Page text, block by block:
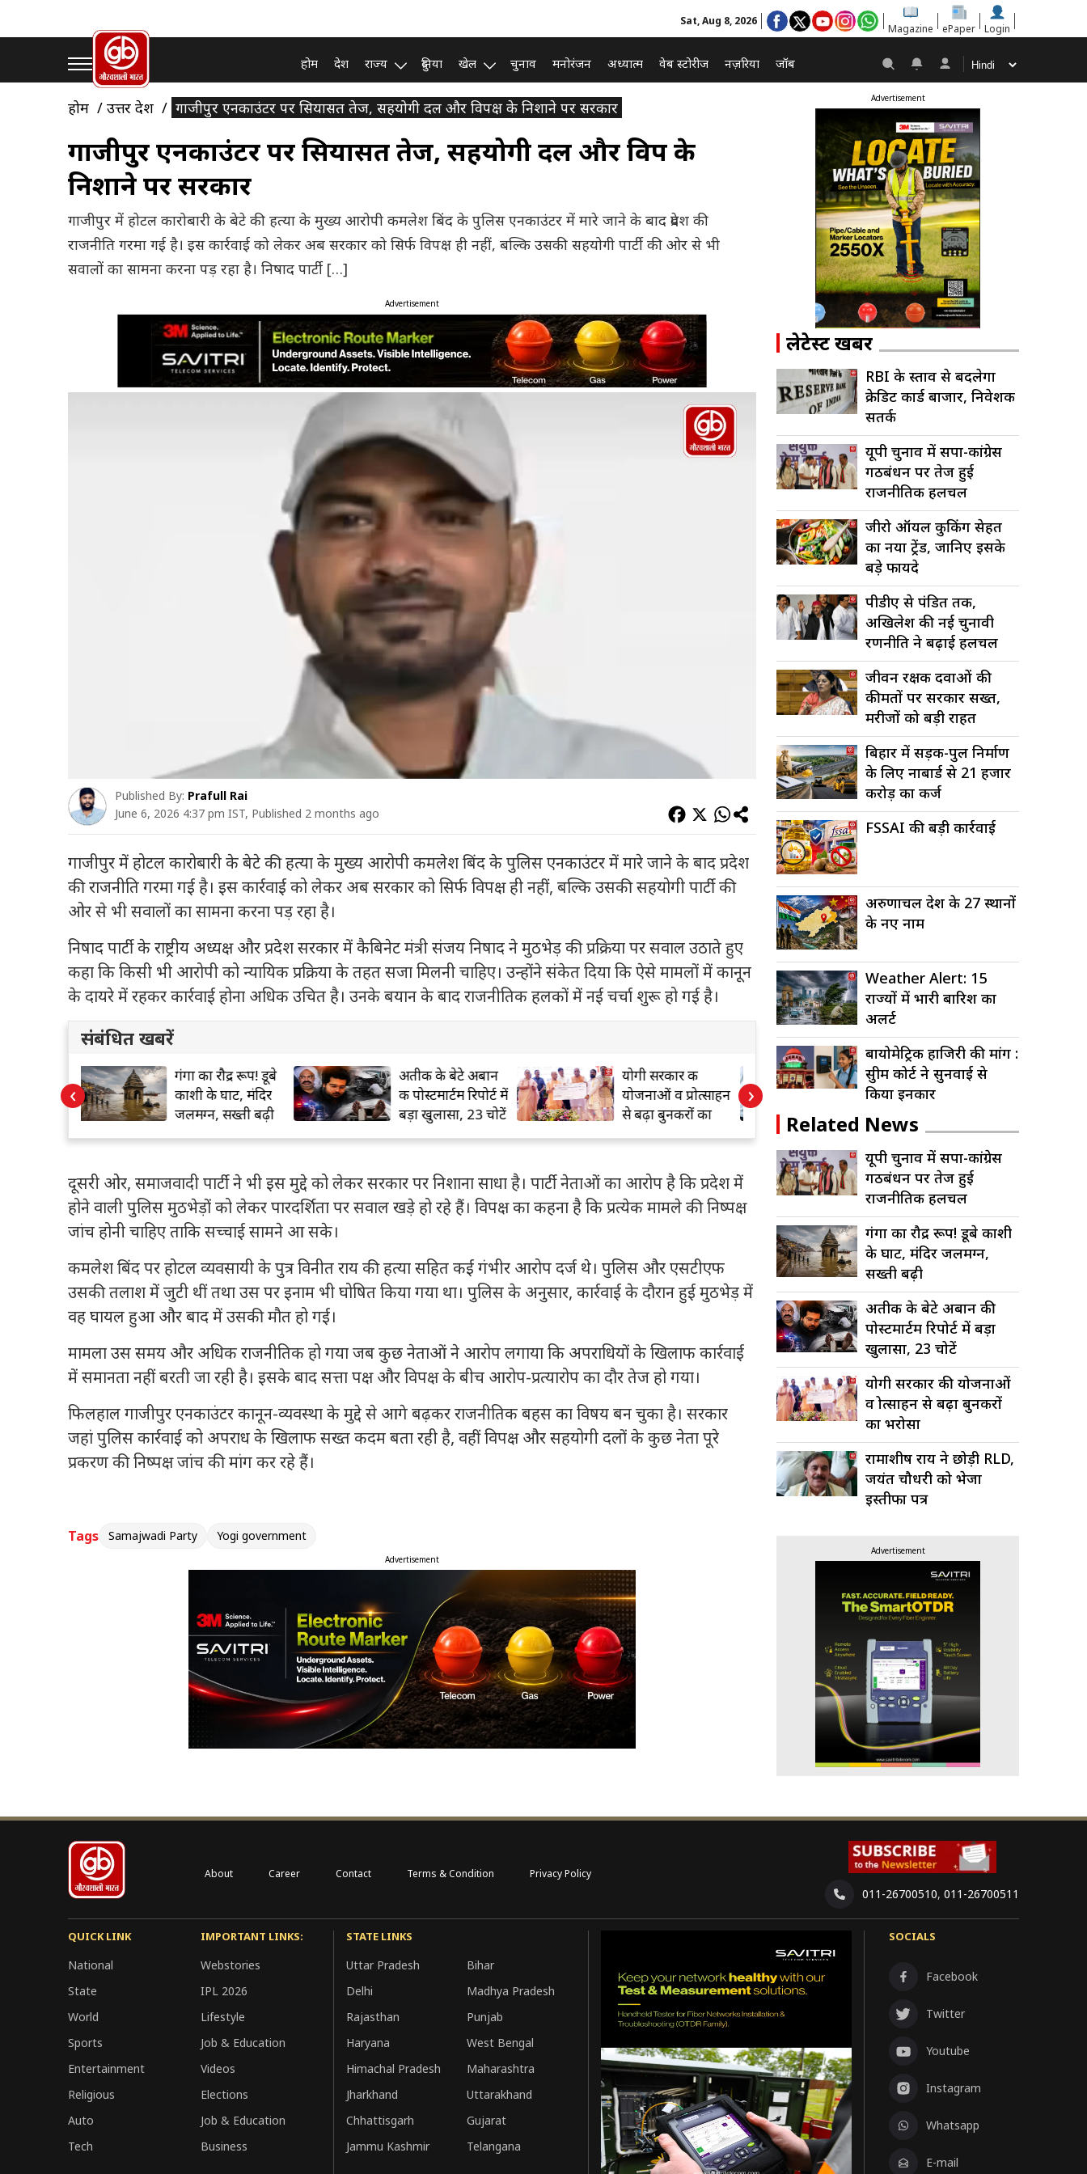
Sat, Aug 8, 2026
Magazine ePaper Login
होम देश राज्य दुनिया खेल चुनाव मनोरंजन अध्यात्म वेब स्टोरीज नज़रिया जॉब
होम उत्तर प्रदेश गाजीपुर एनकाउंटर पर सियासत तेज, सहयोगी दल और विपक्ष के निशाने पर सरकार
गाजीपुर एनकाउंटर पर सियासत तेज, सहयोगी दल और विपक्ष के
निशाने पर सरकार
गाजीपुर में होटल कारोबारी के बेटे की हत्या के मुख्य आरोपी कमलेश बिंद के पुलिस एनकाउंटर में मारे जाने के बाद प्रदेश की
राजनीति गरमा गई है। इस कार्रवाई को लेकर अब सरकार को सिर्फ विपक्ष ही नहीं, बल्कि उसकी सहयोगी पार्टी की ओर से भी
सवालों का सामना करना पड़ रहा है। निषाद पार्टी […]
Advertisement
Published By: Prafull Rai
June 6, 2026 4:37 pm IST, Published 2 months ago
गाजीपुर में होटल कारोबारी के बेटे की हत्या के मुख्य आरोपी कमलेश बिंद के पुलिस एनकाउंटर में मारे जाने के बाद प्रदेश
की राजनीति गरमा गई है। इस कार्रवाई को लेकर अब सरकार को सिर्फ विपक्ष ही नहीं, बल्कि उसकी सहयोगी पार्टी की
ओर से भी सवालों का सामना करना पड़ रहा है।
निषाद पार्टी के राष्ट्रीय अध्यक्ष और प्रदेश सरकार में कैबिनेट मंत्री संजय निषाद ने मुठभेड़ की प्रक्रिया पर सवाल उठाते हुए
कहा कि किसी भी आरोपी को न्यायिक प्रक्रिया के तहत सजा मिलनी चाहिए। उन्होंने संकेत दिया कि ऐसे मामलों में कानून
के दायरे में रहकर कार्रवाई होना अधिक उचित है। उनके बयान के बाद राजनीतिक हलकों में नई चर्चा शुरू हो गई है।
संबंधित खबरें
अतीक के बेटे अबान
की पोस्टमार्टम रिपोर्ट में
बड़ा खुलासा, 23 चोटें
योगी सरकार की
योजनाओं व प्रोत्साहन
से बढ़ा बुनकरों का
भरोसा
रामाशीष राय ने छोड़ी
RLD, जयंत चौधरी
को भेजा इस्तीफा पत्र
हाईकोर्ट ने पुलिस को
सुनाया कानून का
पाठ, न्यायिक प्रक्रिया
सर्वोपरि बताई
‹ ›
दूसरी ओर, समाजवादी पार्टी ने भी इस मुद्दे को लेकर सरकार पर निशाना साधा है। पार्टी नेताओं का आरोप है कि प्रदेश में
होने वाली पुलिस मुठभेड़ों को लेकर पारदर्शिता पर सवाल खड़े हो रहे हैं। विपक्ष का कहना है कि प्रत्येक मामले की निष्पक्ष
जांच होनी चाहिए ताकि सच्चाई सामने आ सके।
कमलेश बिंद पर होटल व्यवसायी के पुत्र विनीत राय की हत्या सहित कई गंभीर आरोप दर्ज थे। पुलिस और एसटीएफ
उसकी तलाश में जुटी थीं तथा उस पर इनाम भी घोषित किया गया था। पुलिस के अनुसार, कार्रवाई के दौरान हुई मुठभेड़ में
वह घायल हुआ और बाद में उसकी मौत हो गई।
मामला उस समय और अधिक राजनीतिक हो गया जब कुछ नेताओं ने आरोप लगाया कि अपराधियों के खिलाफ कार्रवाई
में समानता नहीं बरती जा रही है। इसके बाद सत्ता पक्ष और विपक्ष के बीच आरोप-प्रत्यारोप का दौर तेज हो गया।
फिलहाल गाजीपुर एनकाउंटर कानून-व्यवस्था के मुद्दे से आगे बढ़कर राजनीतिक बहस का विषय बन चुका है। सरकार
जहां पुलिस कार्रवाई को अपराध के खिलाफ सख्त कदम बता रही है, वहीं विपक्ष और सहयोगी दलों के कुछ नेता पूरे
प्रकरण की निष्पक्ष जांच की मांग कर रहे हैं।
Tags Samajwadi Party Yogi government
Advertisement
Advertisement
लेटेस्ट खबरें
RBI के प्रस्ताव से बदलेगा
क्रेडिट कार्ड बाजार, निवेशक
सतर्क
यूपी चुनाव में सपा-कांग्रेस
गठबंधन पर तेज हुई
राजनीतिक हलचल
जीरो ऑयल कुकिंग सेहत
का नया ट्रेंड, जानिए इसके
बड़े फायदे
पीडीए से पंडित तक,
अखिलेश की नई चुनावी
रणनीति ने बढ़ाई हलचल
जीवन रक्षक दवाओं की
कीमतों पर सरकार सख्त,
मरीजों को बड़ी राहत
बिहार में सड़क-पुल निर्माण
के लिए नाबार्ड से 21 हजार
करोड़ का कर्ज
FSSAI की बड़ी कार्रवाई
अरुणाचल प्रदेश के 27 स्थानों
के नए नाम
Weather Alert: 15
राज्यों में भारी बारिश का
अलर्ट
बायोमेट्रिक हाजिरी की मांग :
सुप्रीम कोर्ट ने सुनवाई से
किया इनकार
Related News
यूपी चुनाव में सपा-कांग्रेस
गठबंधन पर तेज हुई
राजनीतिक हलचल
गंगा का रौद्र रूप! डूबे काशी
के घाट, मंदिर जलमग्न,
सख्ती बढ़ी
अतीक के बेटे अबान की
पोस्टमार्टम रिपोर्ट में बड़ा
खुलासा, 23 चोटें
योगी सरकार की योजनाओं
व प्रोत्साहन से बढ़ा बुनकरों
का भरोसा
रामाशीष राय ने छोड़ी RLD,
जयंत चौधरी को भेजा
इस्तीफा पत्र
Advertisement
About Career Contact Terms & Condition Privacy Policy
011-26700510, 011-26700511
QUICK LINK
National
State
World
Sports
Entertainment
Religious
Auto
Tech
IMPORTANT LINKS:
Webstories
IPL 2026
Lifestyle
Job & Education
Videos
Elections
Job & Education
Business
STATE LINKS
Uttar Pradesh
Bihar
Delhi
Madhya Pradesh
Rajasthan
Punjab
Haryana
West Bengal
Himachal Pradesh
Maharashtra
Jharkhand
Uttarakhand
Chhattisgarh
Gujarat
Jammu Kashmir
Telangana
SOCIALS
Facebook
Twitter
Youtube
Instagram
Whatsapp
E-mail